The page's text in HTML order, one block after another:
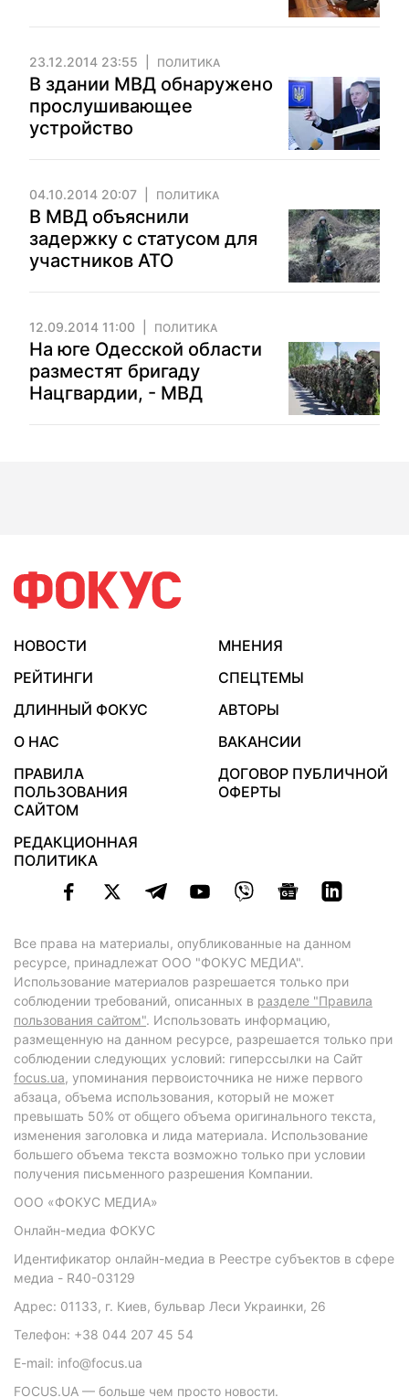
23.12.2014 23:55 ПОЛИТИКА
В здании МВД обнаружено
прослушивающее
устройство
04.10.2014 20:07 ПОЛИТИКА
В МВД объяснили
задержку с статусом для
участников АТО
12.09.2014 11:00 ПОЛИТИКА
На юге Одесской области
разместят бригаду
Нацгвардии, - МВД
НОВОСТИ
МНЕНИЯ
РЕЙТИНГИ
СПЕЦТЕМЫ
ДЛИННЫЙ ФОКУС
АВТОРЫ
О НАС
ВАКАНСИИ
ПРАВИЛА
ПОЛЬЗОВАНИЯ
САЙТОМ
ДОГОВОР ПУБЛИЧНОЙ
ОФЕРТЫ
РЕДАКЦИОННАЯ
ПОЛИТИКА
Все права на материалы, опубликованные на данном
ресурсе, принадлежат ООО "ФОКУС МЕДИА".
Использование материалов разрешается только при
соблюдении требований, описанных в разделе "Правила
пользования сайтом". Использовать информацию,
размещенную на данном ресурсе, разрешается только при
соблюдении следующих условий: гиперссылки на Сайт
focus.ua, упоминания первоисточника не ниже первого
абзаца, объема использования, который не может
превышать 50% от общего объема оригинального текста,
изменения заголовка и лида материала. Использование
большего объема текста возможно только при условии
получения письменного разрешения Компании.
ООО «ФОКУС МЕДИА»
Онлайн-медиа ФОКУС
Идентификатор онлайн-медиа в Реестре субъектов в сфере
медиа - R40-03129
Адрес: 01133, г. Киев, бульвар Леси Украинки, 26
Телефон: +38 044 207 45 54
E-mail: info@focus.ua
FOCUS.UA — больше чем просто новости.